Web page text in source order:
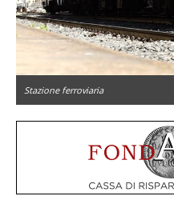
Stazione ferroviaria